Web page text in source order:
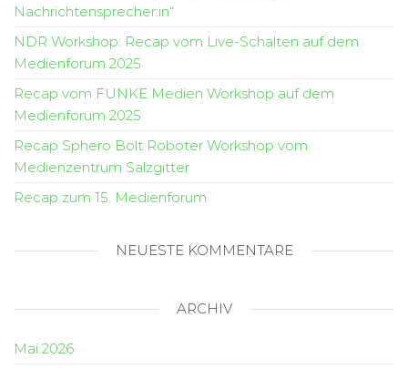
Nachrichtensprecher:in“
NDR Workshop: Recap vom Live-Schalten auf dem
Medienforum 2025
Recap vom FUNKE Medien Workshop auf dem
Medienforum 2025
Recap Sphero Bolt Roboter Workshop vom
Medienzentrum Salzgitter
Recap zum 15. Medienforum
NEUESTE KOMMENTARE
ARCHIV
Mai 2026